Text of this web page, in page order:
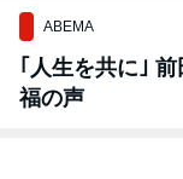
ABEMA
｢人生を共に｣
福の声